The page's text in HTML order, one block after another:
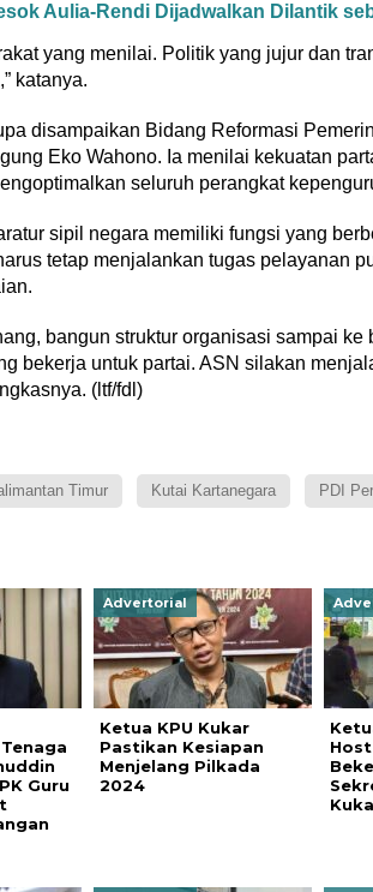
Aulia-Rendi Dijadwalkan Dilantik
yang menilai. Politik yang jujur dan
katanya.
disampaikan Bidang Reformasi
Eko Wahono. Ia menilai kekuatan
seluruh perangkat
sipil negara memiliki fungsi yang
tetap menjalankan tugas pelayanan
bangun struktur organisasi sampai
bekerja untuk partai. ASN silakan
(ltf/fdl)
Timur Kutai Kartanegara PDI
Guru
Advertorial
Ketua KPU Kukar
Pastikan Kesiapan
Menjelang Pilkada
2024